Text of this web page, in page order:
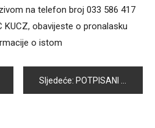
na telefon broj 033 586 417
KUCZ, obavijeste o pronalasku
o istom
Sljedeće: POTPISANI UGOVORI O SUFINANSIRANJU PROJEKATA 27 UDRUŽENJA I ORGANIZACIJA CIVILNOG DRUŠTVA